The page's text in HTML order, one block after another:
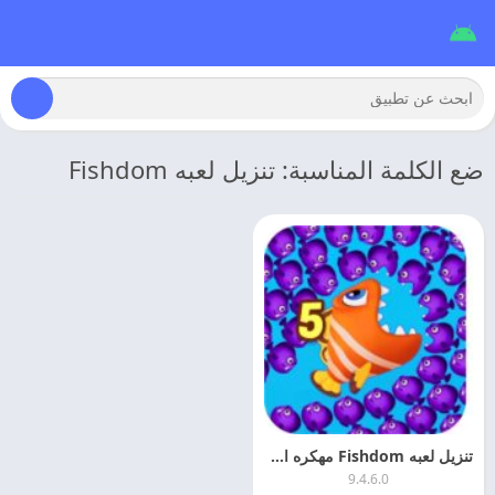
ضع الكلمة المناسبة: تنزيل لعبه Fishdom
تنزيل لعبه Fishdom مهكره اخر اصدار
9.4.6.0